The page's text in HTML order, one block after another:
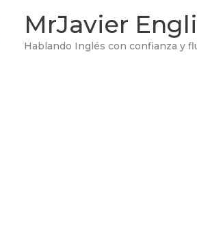
MrJavier
Hablando Inglés con confianza y